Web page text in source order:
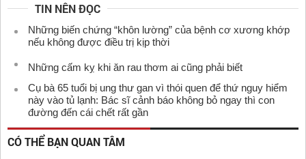
TIN NÊN ĐỌC
Những biến chứng “khôn lường” của bệnh cơ xương khớp
nếu không được điều trị kịp thời
Những cấm kỵ khi ăn rau thơm ai cũng phải biết
Cụ bà 65 tuổi bị ung thư gan vì thói quen để thứ nguy hiểm
này vào tủ lạnh: Bác sĩ cảnh báo không bỏ ngay thì con
đường đến cái chết rất gần
CÓ THỂ BẠN QUAN TÂM